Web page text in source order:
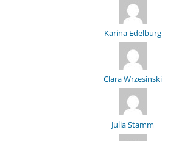
Karina Edelburg
Clara Wrzesinski
Julia Stamm